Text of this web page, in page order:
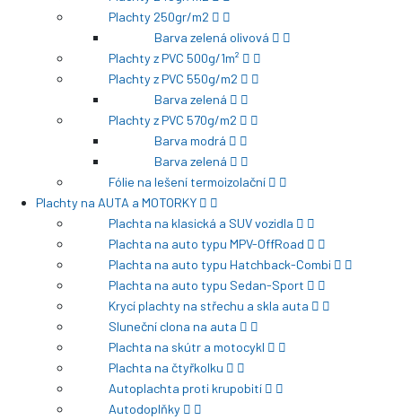
Plachty 250gr/m2
Barva zelená olivová
Plachty z PVC 500g/1m²
Plachty z PVC 550g/m2
Barva zelená
Plachty z PVC 570g/m2
Barva modrá
Barva zelená
Fólie na lešení termoizolační
Plachty na AUTA a MOTORKY
Plachta na klasická a SUV vozidla
Plachta na auto typu MPV-OffRoad
Plachta na auto typu Hatchback-Combi
Plachta na auto typu Sedan-Sport
Krycí plachty na střechu a skla auta
Sluneční clona na auta
Plachta na skútr a motocykl
Plachta na čtyřkolku
Autoplachta proti krupobití
Autodoplňky